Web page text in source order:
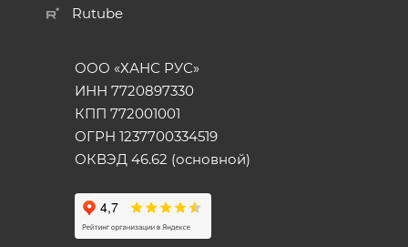
Rutube
ООО «ХАНС РУС»
ИНН 7720897330
КПП 772001001
ОГРН 1237700334519
ОКВЭД 46.62 (основной)